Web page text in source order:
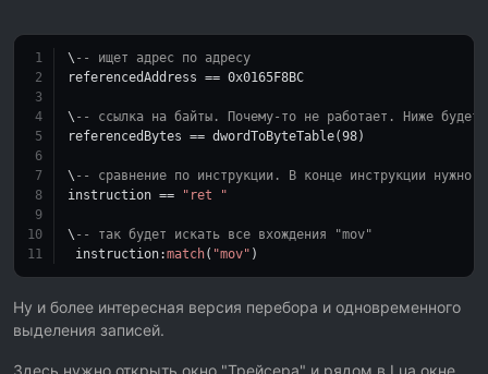
\ -- ищет адрес по адресу
referencedAddress == 0x0165F8BC
\ -- ссылка на байты. Почему-то не работает. Ниже будет
referencedBytes == dwordToByteTable(98)
\ -- сравнение по инструкции. В конце инструкции нужно
instruction ==
"ret "
\ -- так будет искать все вхождения "mov"
instruction:match( "mov" )
Ну и более интересная версия перебора и одновременного
выделения записей.